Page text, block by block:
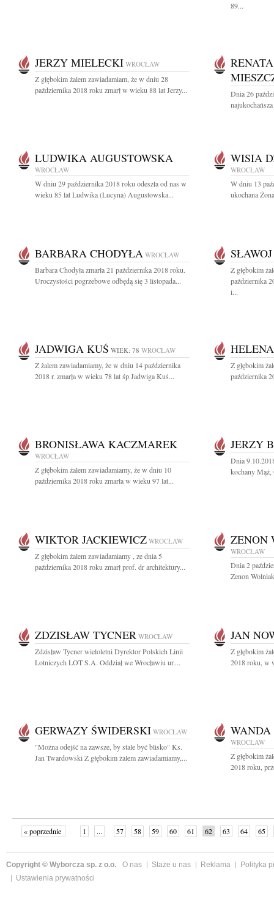
89...
JERZY MIELECKI WROCŁAW
Z głębokim żalem zawiadamiam, że w dniu 28
października 2018 roku zmarł w wieku 88 lat Jerzy...
Dnia 26
LUDWIKA AUGUSTOWSKA
WROCŁAW
W dniu 29 października 2018 roku odeszła od nas w
wieku 85 lat Ludwika (Lucyna) Augustowska...
WISIA
WROCŁAW
W dniu 13
ukochana
BARBARA CHODYŁA WROCŁAW
Barbara Chodyła zmarła 21 października 2018 roku.
Uroczystości pogrzebowe odbędą się 3 listopada...
Z głębokim
października
i...
JADWIGA KUŚ WIEK: 78 WROCŁAW
Z żalem zawiadamiamy, że w dniu 14 października
2018 r. zmarła w wieku 78 lat śp Jadwiga Kuś...
Z głębokim
października
BRONISŁAWA KACZMAREK
WROCŁAW
Z głębokim żalem zawiadamiamy, że w dniu 10
października 2018 roku zmarła w wieku 97 lat...
JERZY
Dnia
kochany Mąż,
WIKTOR JACKIEWICZ WROCŁAW
Z głębokim żalem zawiadamiamy , ze dnia 5
października 2018 roku zmarł prof. dr architektury...
ZENON
WROCŁAW
Dnia 2
Zenon
ZDZISŁAW TYCNER WROCŁAW
Zdzisław Tycner wieloletni Dyrektor Polskich Linii
Lotniczych LOT S.A. Oddział we Wrocławiu ur....
JAN
Z głębokim
2018 roku, w
GERWAZY ŚWIDERSKI WROCŁAW
"Można odejść na zawsze, by stale być blisko" Ks.
Jan Twardowski Z głębokim żalem zawiadamiamy,...
WROCŁAW
Z głębokim
2018 roku,
« poprzednie 1 ... 57 58 59 60 61 62 63 64
65
Copyright © Wyborcza sp. z o.o. O nas Staże u nas Reklama
Polityka
Ustawienia prywatności